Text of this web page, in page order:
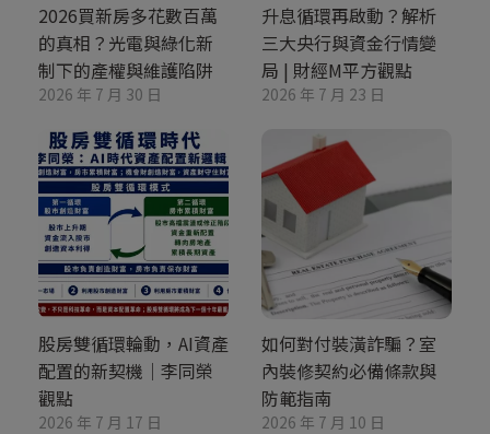
2026買新房多花數百萬
的真相？光電與綠化新
制下的產權與維護陷阱
2026 年 7 月 30 日
升息循環再啟動？解析
三大央行與資金行情變
局 | 財經M平方觀點
2026 年 7 月 23 日
股房雙循環輪動，AI資產
配置的新契機｜李同榮
觀點
2026 年 7 月 17 日
如何對付裝潢詐騙？室
內裝修契約必備條款與
防範指南
2026 年 7 月 10 日